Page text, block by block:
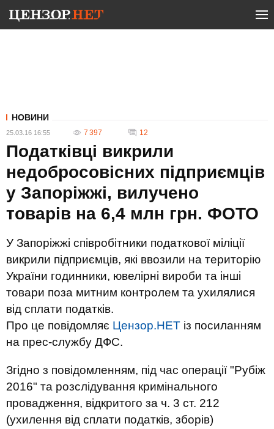
НОВИНИ
25.03.16 16:55 7 397 12
Податківці викрили
недобросовісних підприємців
у Запоріжжі, вилучено
товарів на 6,4 млн грн. ФОТО
У Запоріжжі співробітники податкової міліції
викрили підприємців, які ввозили на територію
України годинники, ювелірні вироби та інші
товари поза митним контролем та ухилялися
від сплати податків.
Про це повідомляє Цензор.НЕТ із посиланням
на прес-службу ДФС.
Згідно з повідомленням, під час операції "Рубіж
2016" та розслідування кримінального
провадження, відкритого за ч. 3 ст. 212
(ухилення від сплати податків, зборів)